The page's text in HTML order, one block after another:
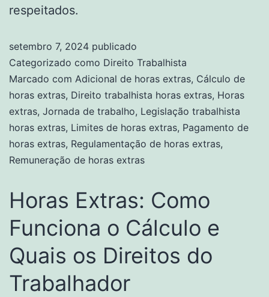
respeitados.
setembro 7, 2024 publicado
Categorizado como Direito Trabalhista
Marcado com Adicional de horas extras, Cálculo de
horas extras, Direito trabalhista horas extras, Horas
extras, Jornada de trabalho, Legislação trabalhista
horas extras, Limites de horas extras, Pagamento de
horas extras, Regulamentação de horas extras,
Remuneração de horas extras
Horas Extras: Como
Funciona o Cálculo e
Quais os Direitos do
Trabalhador